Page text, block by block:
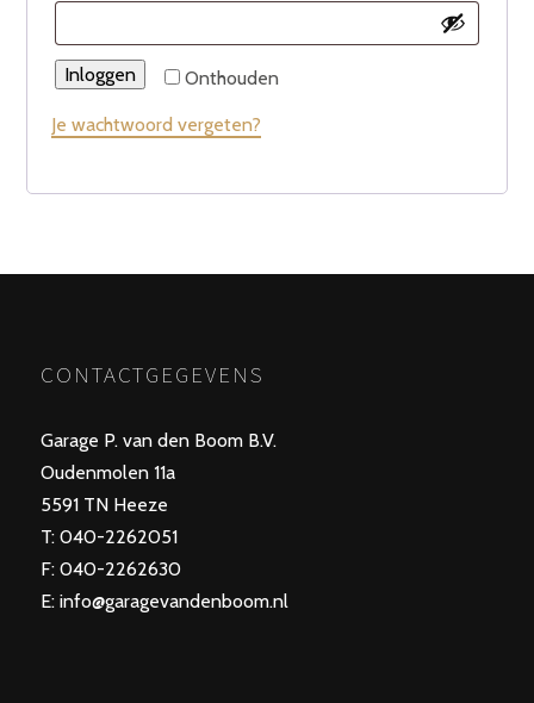
Onthouden
Inloggen
Je wachtwoord vergeten?
CONTACTGEGEVENS
Garage P. van den Boom B.V.
Oudenmolen 11a
5591 TN Heeze
T: 040-2262051
F: 040-2262630
E: info@garagevandenboom.nl